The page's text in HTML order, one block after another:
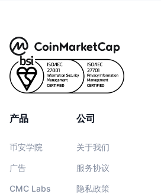
产品
币安学院
广告
CMC Labs
公司
关于我们
服务协议
隐私政策